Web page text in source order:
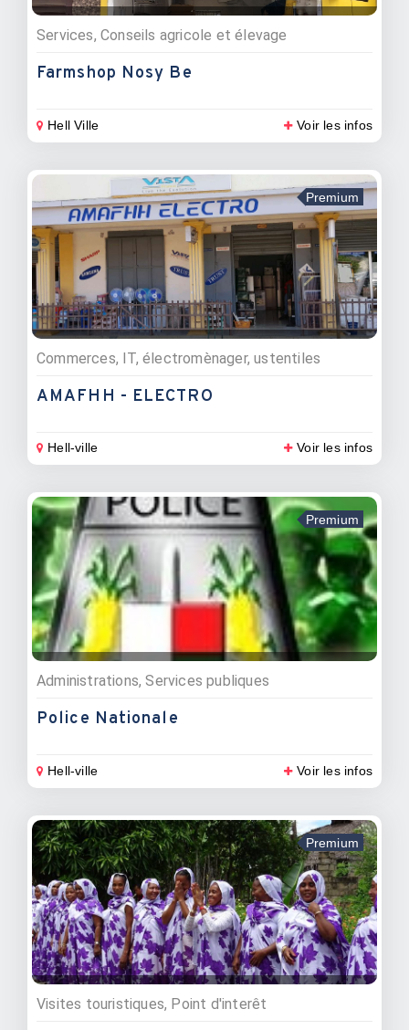
Services, Conseils agricole et élevage
Farmshop Nosy Be
Hell Ville Voir les infos
Premium
Commerces, IT, électromènager, ustentiles
AMAFHH - ELECTRO
Hell-ville Voir les infos
Premium
Administrations, Services publiques
Police Nationale
Hell-ville Voir les infos
Premium
Visites touristiques, Point d'interêt